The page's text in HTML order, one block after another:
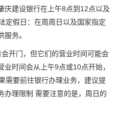
庆建设银行在上午8点到12点以及
定假日：在周周日以及国家指定
务。
会开门，但它们的营业时间可能会
时间会从上午9点或10点开始，
需要前往银行办理业务，建议提
办理限制 需要注意的是，周日的